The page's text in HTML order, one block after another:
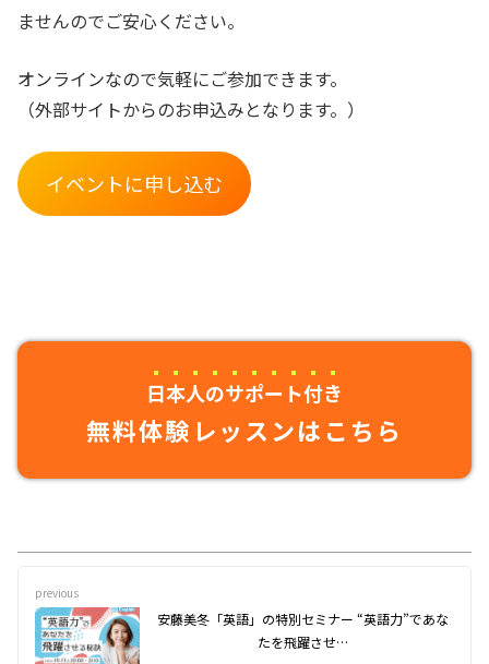
ませんのでご安心ください。
オンラインなので気軽にご参加できます。
（外部サイトからのお申込みとなります。）
イベントに申し込む
日本人のサポート付き
無料体験レッスンはこちら
previous
安藤美冬「英語」の特別セミナー “英語力”であな
たを飛躍させ…